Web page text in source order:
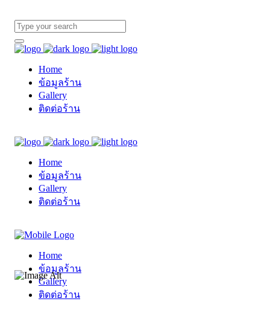
Home
ข้อมูลร้าน
Gallery
ติดต่อร้าน
Home
ข้อมูลร้าน
Gallery
ติดต่อร้าน
Home
ข้อมูลร้าน
Gallery
ติดต่อร้าน